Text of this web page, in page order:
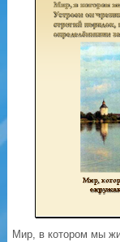
Мир, в котором мы